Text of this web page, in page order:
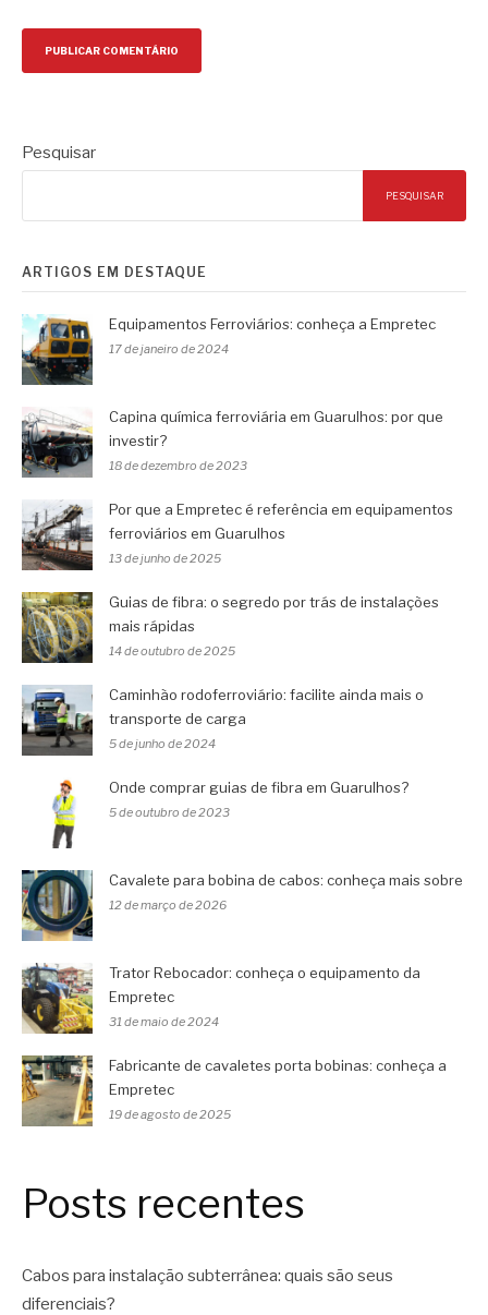
Pesquisar
PESQUISAR
ARTIGOS EM DESTAQUE
Equipamentos Ferroviários: conheça a Empretec
17 de janeiro de 2024
Capina química ferroviária em Guarulhos: por que
investir?
18 de dezembro de 2023
Por que a Empretec é referência em equipamentos
ferroviários em Guarulhos
13 de junho de 2025
Guias de fibra: o segredo por trás de instalações
mais rápidas
14 de outubro de 2025
Caminhão rodoferroviário: facilite ainda mais o
transporte de carga
5 de junho de 2024
Onde comprar guias de fibra em Guarulhos?
5 de outubro de 2023
Cavalete para bobina de cabos: conheça mais sobre
12 de março de 2026
Trator Rebocador: conheça o equipamento da
Empretec
31 de maio de 2024
Fabricante de cavaletes porta bobinas: conheça a
Empretec
19 de agosto de 2025
Posts recentes
Cabos para instalação subterrânea: quais são seus
diferenciais?